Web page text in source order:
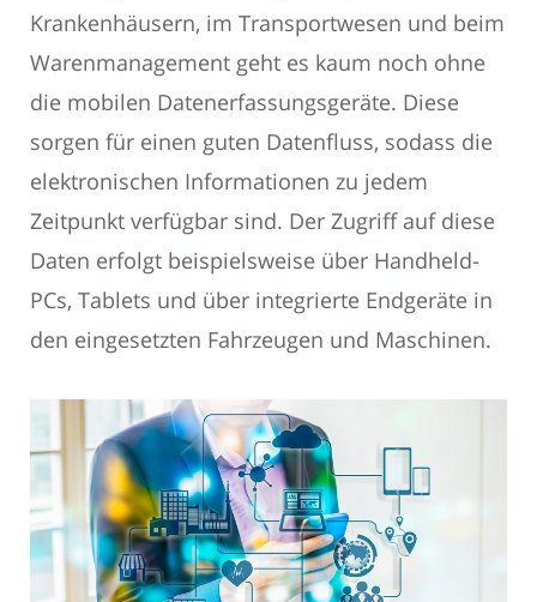
Krankenhäusern, im Transportwesen und beim
Warenmanagement geht es kaum noch ohne
die mobilen Datenerfassungsgeräte. Diese
sorgen für einen guten Datenfluss, sodass die
elektronischen Informationen zu jedem
Zeitpunkt verfügbar sind. Der Zugriff auf diese
Daten erfolgt beispielsweise über Handheld-
PCs, Tablets und über integrierte Endgeräte in
den eingesetzten Fahrzeugen und Maschinen.